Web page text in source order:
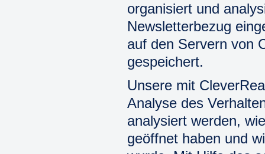
organisiert und
Newsletterbezug
auf den Servern von
gespeichert.
Unsere mit
Analyse des
analysiert werden,
geöffnet haben und